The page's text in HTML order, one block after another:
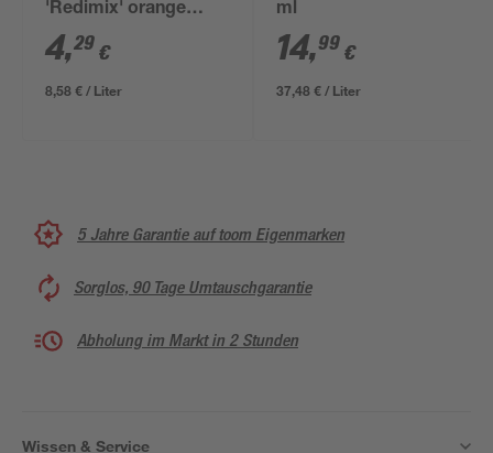
'Redimix' orange
flüssig 500 ml
4,29 €
8,58 € / Liter
ml
14,99 €
37,48 € / Liter
5 Jahre Garantie auf toom Eigenmarken
Sorglos, 90 Tage Umtauschgarantie
Abholung im Markt in 2 Stunden
Wissen & Service